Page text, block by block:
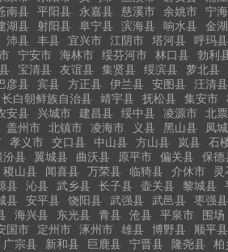
南县 平阳县 永嘉县 慈溪市 余姚市 宁
湖县 射阳县 阜宁县 滨海县 响水县 金
沛县 丰县 宜兴市 江阴市 塔河县 呼玛县
宁安市 海林市 绥芬河市 林口县 勃利
宝清县 友谊县 集贤县 绥滨县 萝北县
彦县 宾县 方正县 伊兰县 安图县 汪清县
长白朝鲜族自治县 靖宇县 抚松县 集安市
安县 兴城市 建昌县 绥中县 凌源市 北
盖州市 北镇市 凌海市 义县 黑山县 凤
孝义市 交口县 中山县 方山县 岚县 石
汾县 翼城县 曲沃县 原平市 偏关县 保德
稷山县 闻喜县 万荣县 临猗县 介休市 灵
县 沁县 武乡县 长子县 壶关县 黎城县
县 安平县 饶阳县 武强县 武邑县 枣强县
海兴县 东光县 青县 沧县 平泉市 围场
国市 定州市 涿州市 雄县 博野县 顺平县
广宗县 新和县 巨鹿县 宁晋县 隆尧县 柏